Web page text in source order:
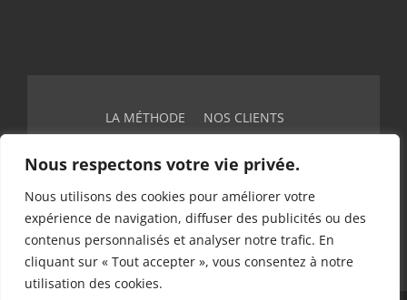
Nous respectons votre vie privée.
Nous utilisons des cookies pour améliorer votre
expérience de navigation, diffuser des publicités ou des
contenus personnalisés et analyser notre trafic. En
cliquant sur « Tout accepter », vous consentez à notre
utilisation des cookies.
LA MÉTHODE
NOS CLIENTS
TERRAINS DISPONIBLES
LES ACTUALITÉS
PLAQUETTE